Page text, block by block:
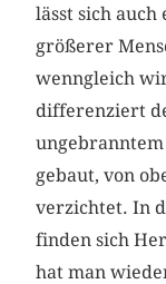
lässt sich
größerer
wenngleich
differenziert
gebaut, von
verzichtet. In
finden sich
hat man